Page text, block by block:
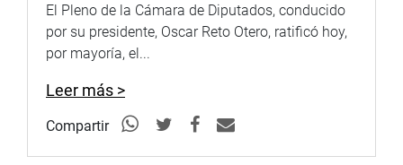
Asimismo, pidió el apoyo del Poder Legislativo, “porque
existen leyes antitécnicas que atentan contra el seguro
incremento de gastos en la institución”.
Señaló que requieren más de once mil camas en los tres
El Pleno de la Cámara de Diputados, conducido
por su presidente, Oscar Reto Otero, ratificó hoy,
por mayoría, el...
Leer más >
Compartir